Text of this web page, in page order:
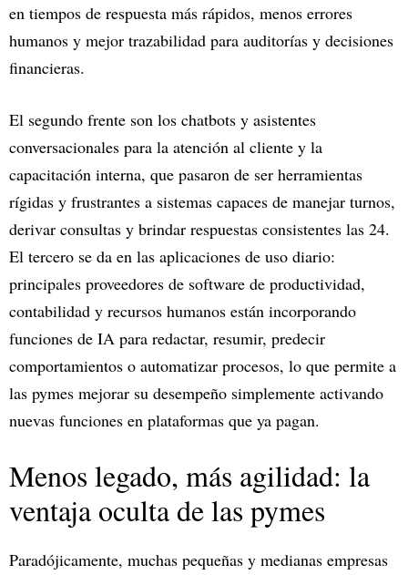
en tiempos de respuesta más rápidos, menos errores
humanos y mejor trazabilidad para auditorías y decisiones
financieras.
El segundo frente son los chatbots y asistentes
conversacionales para la atención al cliente y la
capacitación interna, que pasaron de ser herramientas
rígidas y frustrantes a sistemas capaces de manejar turnos,
derivar consultas y brindar respuestas consistentes las 24.
El tercero se da en las aplicaciones de uso diario:
principales proveedores de software de productividad,
contabilidad y recursos humanos están incorporando
funciones de IA para redactar, resumir, predecir
comportamientos o automatizar procesos, lo que permite a
las pymes mejorar su desempeño simplemente activando
nuevas funciones en plataformas que ya pagan.
Menos legado, más agilidad: la
ventaja oculta de las pymes
Paradójicamente, muchas pequeñas y medianas empresas